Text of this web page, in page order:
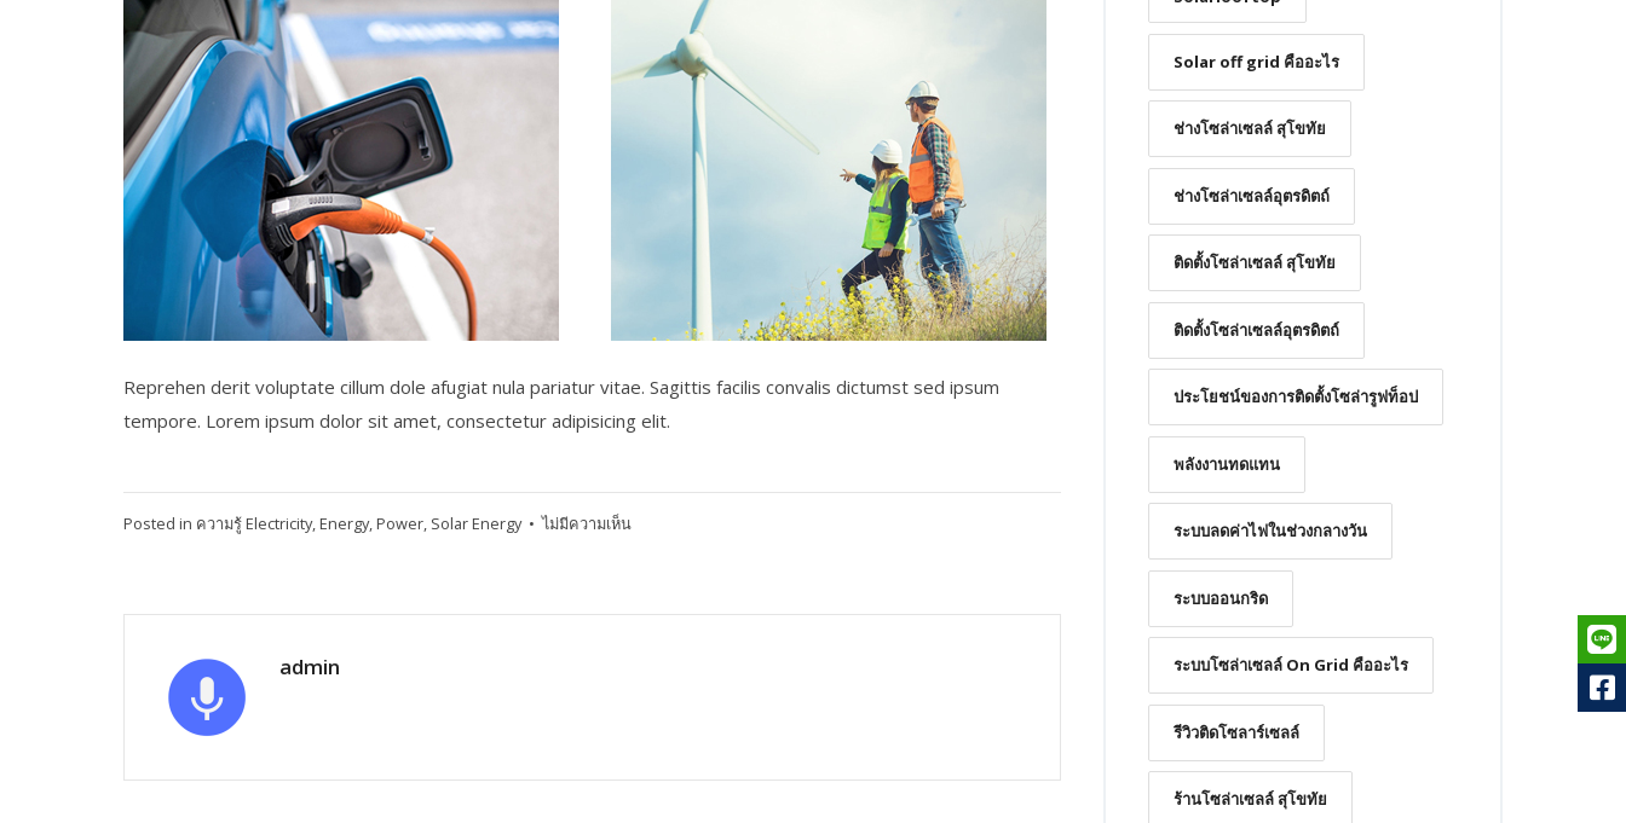
Reprehen derit voluptate cillum dole afugiat nula pariatur vitae. Sagittis facilis convalis dictumst sed ipsum
tempore. Lorem ipsum dolor sit amet, consectetur adipisicing elit.
Posted in ความรู้Electricity,Energy,Power, Solar Energy•ไม่มีความเห็นบน
admin
Solar off grid คืออะไร
ช่างโซล่าเซลล์ สุโขทัย
ช่างโซล่าเซลล์อุตรดิตถ์
ติดตั้งโซล่าเซลล์ สุโขทัย
ติดตั้งโซล่าเซลล์อุตรดิตถ์
ประโยชน์ของการติดตั้งโซล่ารูฟท็อป
พลังงานทดแทน
ระบบลดค่าไฟในช่วงกลางวัน
ระบบออนกริด
ระบบโซล่าเซลล์ On Grid คืออะไร
รีวิวติดโซลาร์เซลล์
ร้านโซล่าเซลล์ สุโขทัย